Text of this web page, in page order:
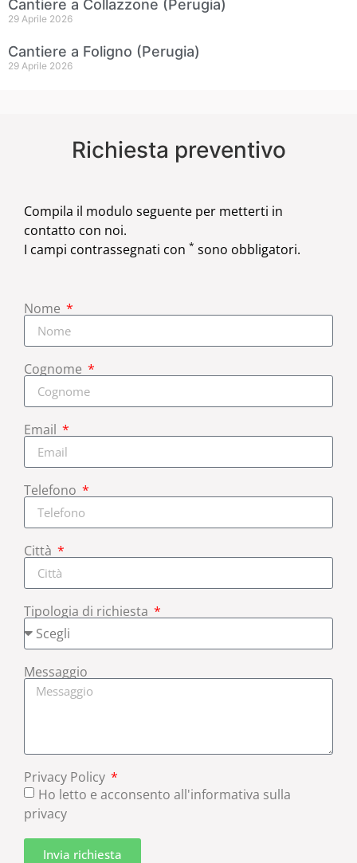
Cantiere a Collazzone (Perugia)
29 Aprile 2026
Cantiere a Foligno (Perugia)
29 Aprile 2026
Richiesta preventivo
Compila il modulo seguente per metterti in
contatto con noi.
I campi contrassegnati con * sono obbligatori.
Nome
Cognome
Email
Telefono
Città
Tipologia di richiesta
Messaggio
Privacy Policy
Ho letto e acconsento all'informativa sulla
privacy
Invia richiesta